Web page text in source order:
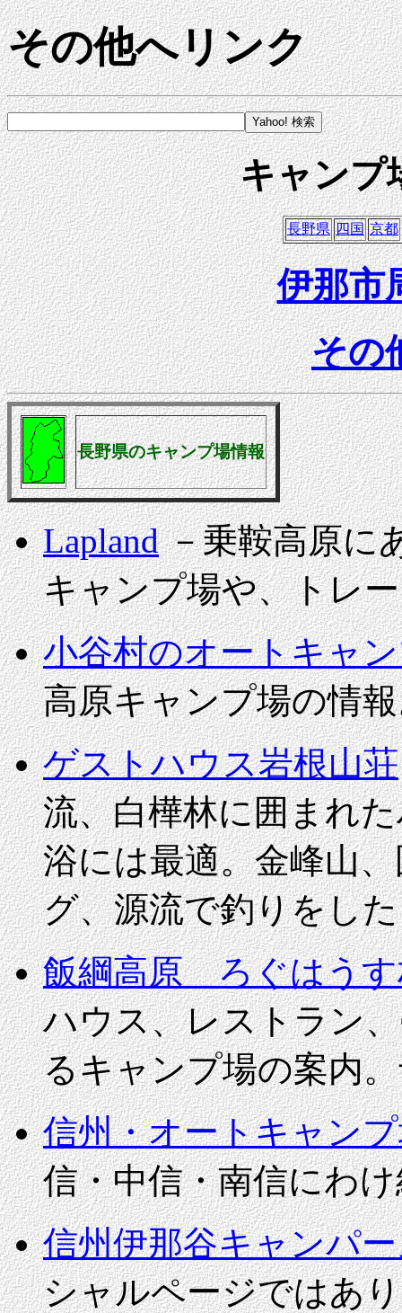
その他へリンク
キャンプ
長野県 四国 京都
伊那市
その
長野県のキャンプ場情報
Lapland－乗鞍高原に
キャンプ場や、トレ
小谷村のオートキャ
高原キャンプ場の情
ゲストハウス岩根山荘
流、白樺林に囲まれ
浴には最適。金峰山
グ、源流で釣りをし
飯綱高原 ろぐはう
ハウス、レストラン
るキャンプ場の案内
信州・オートキャン
信・中信・南信にわ
信州伊那谷キャンパ
シャルページではあ